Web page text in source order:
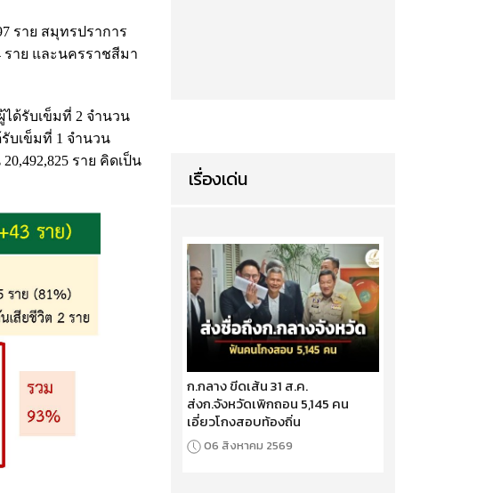
ราย สมุทรปราการ
ราย และนครราชสีมา
ด้รับเข็มที่ 2 จำนวน
รับเข็มที่ 1 จำนวน
ราย คิดเป็น
เรื่องเด่น
ก.กลาง ขีดเส้น 31 ส.ค.
ส่งก.จังหวัดเพิกถอน 5,145 คน
เอี่ยวโกงสอบท้องถิ่น
06 สิงหาคม 2569